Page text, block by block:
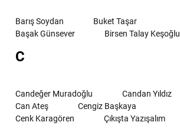
Barış Soydan
Buket Taşar
Başak Günsever
Birsen Talay Keşoğlu
C
Candeğer Muradoğlu
Candan Yıldız
Can Ateş
Cengiz Başkaya
Cenk Karagören
Çıkışta Yazışalım